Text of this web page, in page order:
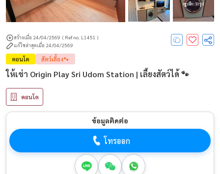
ดูรูปอีก : 10 รูป
สร้างเมื่อ 24/04/2569 ( Ref no. L1451 )
แก้ไขล่าสุดเมื่อ 24/04/2569
คอนโด สัตว์เลี้ยง🐾
ให้เช่า Origin Play Sri Udom Station | เลี้ยงสัตว์ได้ 🐾
คอนโด
ข้อมูลติดต่อ
โทรออก